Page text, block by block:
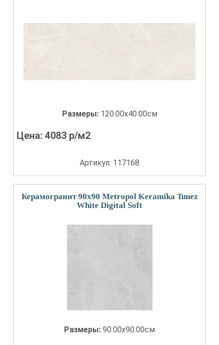
Размеры: 120.00x40.00см
Цена:4083 р/м2
Артикул: 117168
Керамогранит 90x90 Metropol Keramika Tunez
White Digital Soft
Размеры: 90.00x90.00см